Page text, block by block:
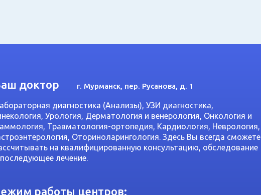
доктор г. Мурманск, пер. Русанова, д. 1
диагностика (Анализы), УЗИ диагностика,
Урология, Дерматология и венерология, Онкология и
Травматология-ортопедия, Кардиология, Неврология,
Оториноларингология. Здесь Вы всегда сможете
на квалифицированную консультацию, обследование
лечение.
работы центров: